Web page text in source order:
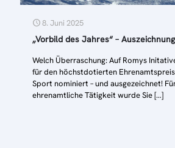
8. Juni 2025
„Vorbild des Jahres“ –
Welch Überraschung: Auf Romys
für den höchstdotierten
Sport nominiert – und ausgezeichnet!
ehrenamtliche Tätigkeit wurde Sie[…]